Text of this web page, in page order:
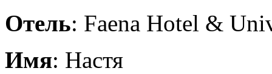
Отель: Faena Hotel &
Имя: Настя